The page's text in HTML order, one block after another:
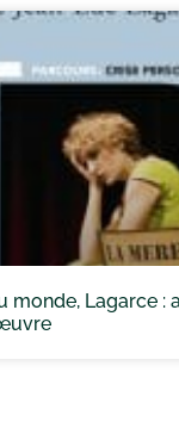
monde, Lagarce :